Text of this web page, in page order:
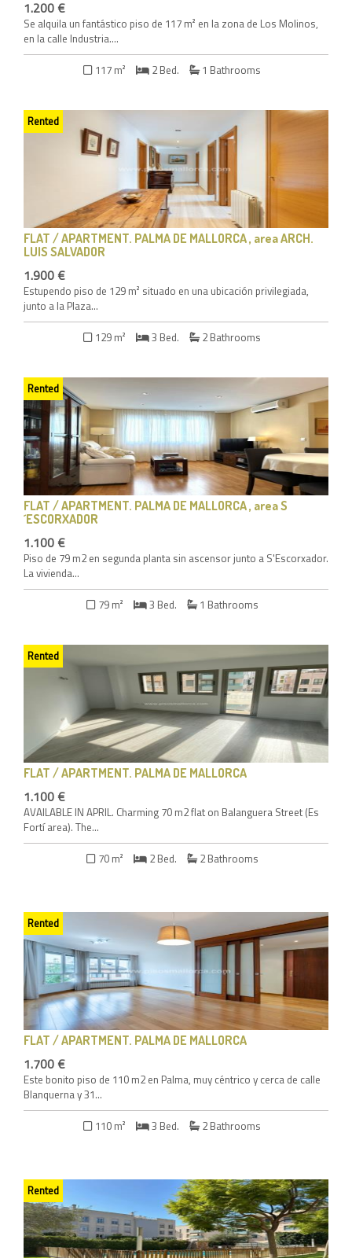
1.200 €
Se alquila un fantástico piso de 117 m² en la zona de Los Molinos,
en la calle Industria....
117 m²
2 Bed. 1 Bathrooms
Rented
FLAT / APARTMENT. PALMA DE MALLORCA , area ARCH.
LUIS SALVADOR
1.900 €
Estupendo piso de 129 m² situado en una ubicación privilegiada,
junto a la Plaza...
129 m²
3 Bed. 2 Bathrooms
Rented
FLAT / APARTMENT. PALMA DE MALLORCA , area S
´ESCORXADOR
1.100 €
Piso de 79 m2 en segunda planta sin ascensor junto a S'Escorxador.
La vivienda...
79 m²
3 Bed. 1 Bathrooms
Rented
FLAT / APARTMENT. PALMA DE MALLORCA
1.100 €
AVAILABLE IN APRIL. Charming 70 m2 flat on Balanguera Street (Es
Fortí area). The...
70 m²
2 Bed. 2 Bathrooms
Rented
FLAT / APARTMENT. PALMA DE MALLORCA
1.700 €
Este bonito piso de 110 m2 en Palma, muy céntrico y cerca de calle
Blanquerna y 31...
110 m²
3 Bed. 2 Bathrooms
Rented